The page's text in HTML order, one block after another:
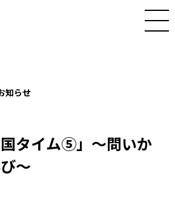
知らせ
タイム⑤」〜問いか
〜